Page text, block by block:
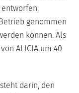
genommen
können. Als
ALICIA um 40
darin, den